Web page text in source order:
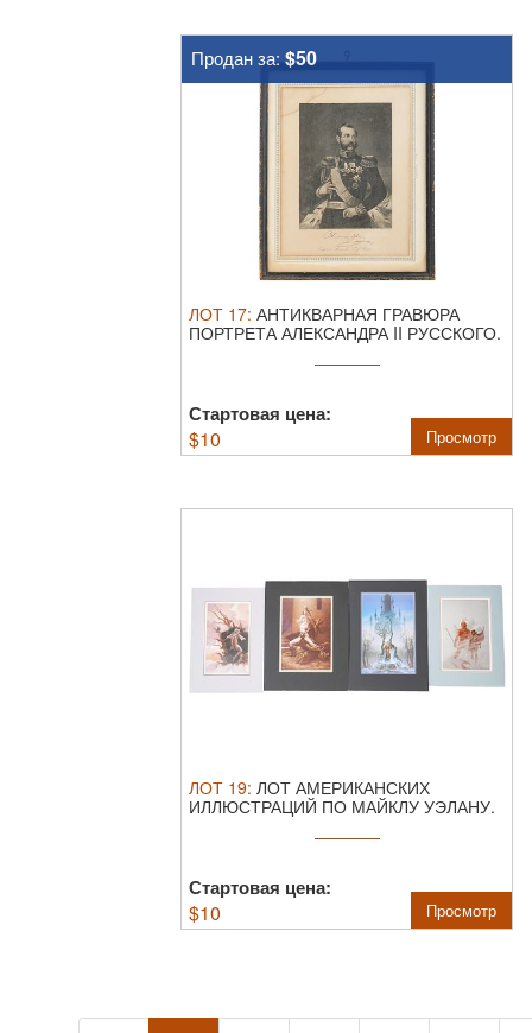
Продан за: $50
ЛОТ 17: АНТИКВАРНАЯ ГРАВЮРА
ПОРТРЕТА АЛЕКСАНДРА II РУССКОГО.
Стартовая цена:
$10 Просмотр
ЛОТ 19: ЛОТ АМЕРИКАНСКИХ
ИЛЛЮСТРАЦИЙ ПО МАЙКЛУ УЭЛАНУ.
Стартовая цена:
$10 Просмотр